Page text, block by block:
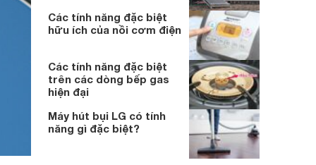
Các tính năng đặc biệt
hữu ích của nồi cơm điện
Các tính năng đặc biệt
trên các dòng bếp gas
hiện đại
Máy hút bụi LG có tính
năng gì đặc biệt?